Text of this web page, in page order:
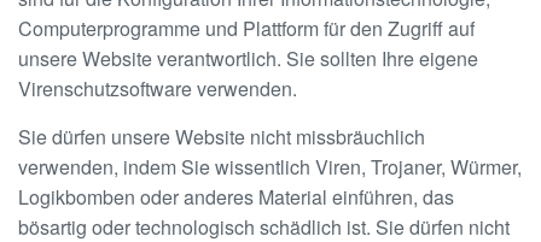
Computerprogramme und Plattform für den Zugriff auf
unsere Website verantwortlich. Sie sollten Ihre eigene
Virenschutzsoftware verwenden.
Sie dürfen unsere Website nicht missbräuchlich
verwenden, indem Sie wissentlich Viren, Trojaner, Würmer,
Logikbomben oder anderes Material einführen, das
bösartig oder technologisch schädlich ist. Sie dürfen nicht